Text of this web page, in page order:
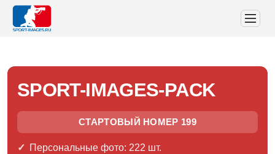
SPORT-IMAGES-PACK
СТАРТОВЫЙ НОМЕР 199
Персональные фото: 222 шт.